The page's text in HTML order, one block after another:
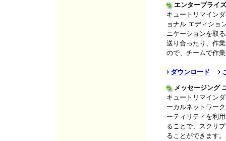
エンタープライ
キュートリマイン
ョナル エディショ
ニケーションを取
送り合ったり、作
ので、チームで作
ダウンロード
メッセージング
キュートリマイン
ーカルネットワー
ーティリティを利
ることで、スクリ
ることができます